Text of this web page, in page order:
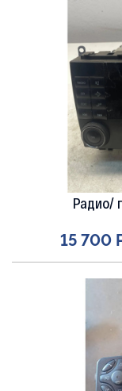
Радио/
15 700